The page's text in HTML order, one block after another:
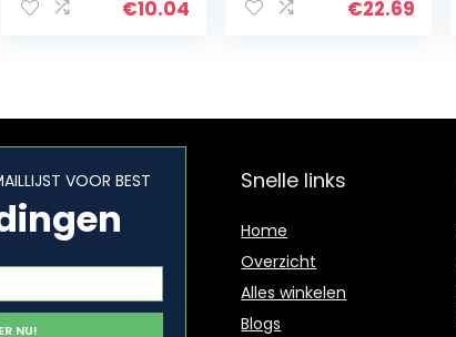
Temperatuurme
€10.04
Scoop voor €22.69
VOOR BEST Snelle links
Home
Overzicht
Alles winkelen
Blogs